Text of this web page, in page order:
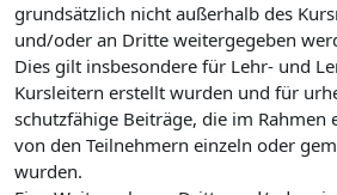
grundsätzlich nicht außerhalb des
und/oder an Dritte weitergegeben
Dies gilt insbesondere für Lehr- und
Kursleitern erstellt wurden und für
schutzfähige Beiträge, die im Rahmen
von den Teilnehmern einzeln oder
wurden.